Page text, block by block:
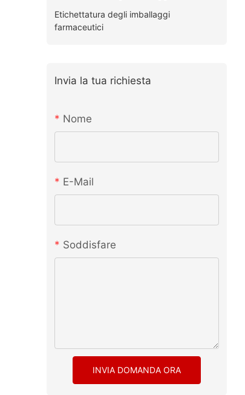
Etichettatura degli imballaggi
farmaceutici
Invia la tua richiesta
Nome
E-Mail
Soddisfare
INVIA DOMANDA ORA